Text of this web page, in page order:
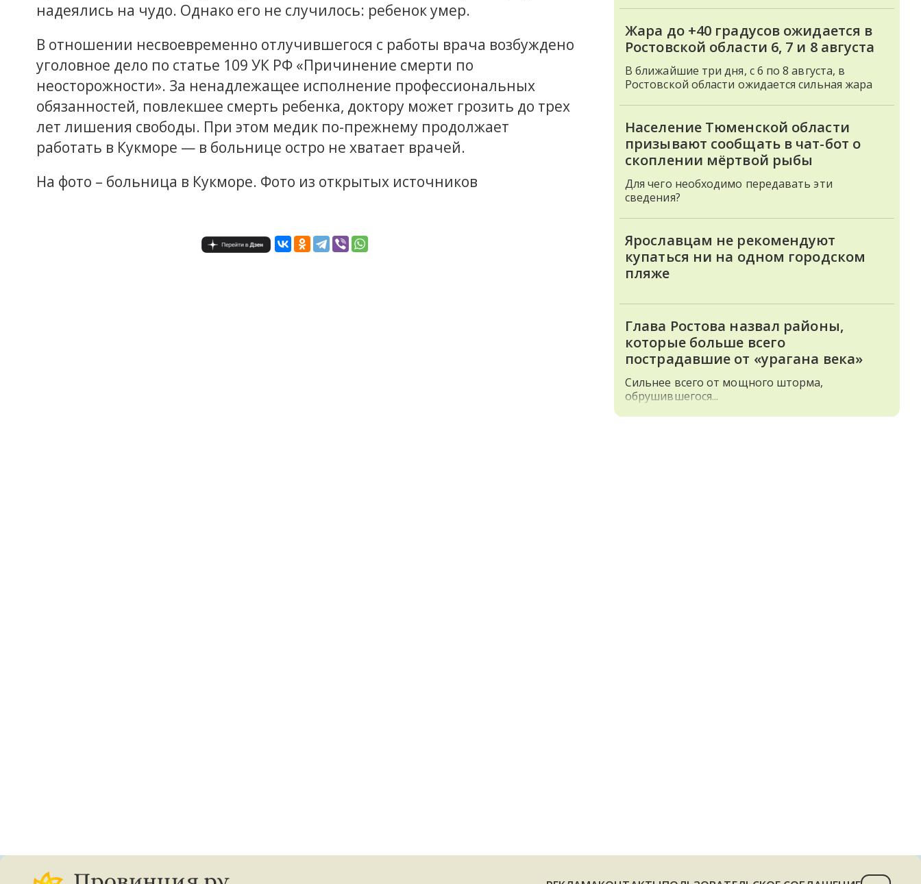
надеялись на чудо. Однако его не случилось: ребенок умер.
В отношении несвоевременно отлучившегося с работы врача возбуждено
уголовное дело по статье 109 УК РФ «Причинение смерти по
неосторожности». За ненадлежащее исполнение профессиональных
обязанностей, повлекшее смерть ребенка, доктору может грозить до трех
лет лишения свободы. При этом медик по-прежнему продолжает
работать в Кукморе — в больнице остро не хватает врачей.
На фото – больница в Кукморе. Фото из открытых источников
Жара до +40 градусов ожидается в
Ростовской области 6, 7 и 8 августа
В ближайшие три дня, с 6 по 8 августа, в
Ростовской области ожидается сильная жара
Население Тюменской области
призывают сообщать в чат-бот о
скоплении мёртвой рыбы
Для чего необходимо передавать эти
сведения?
Ярославцам не рекомендуют
купаться ни на одном городском
пляже
Глава Ростова назвал районы,
которые больше всего
пострадавшие от «урагана века»
Сильнее всего от мощного шторма,
обрушившегося...